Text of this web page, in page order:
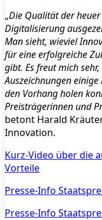
„Die Qualität der
Digitalisierung
Man sieht, wieviel
für eine erfolgreiche
gibt. Es freut mich
Auszeichnungen
den Vorhang holen
Preisträgerinnen und
betont Harald
Innovation.
Kurz-Video über die
Vorteile
Presse-Info
Presse-Info